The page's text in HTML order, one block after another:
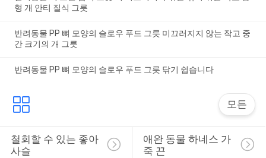
형 개 안티 질식 그릇
반려동물 PP 뼈 모양의 슬로우 푸드 그릇 미끄러지지 않는 작고 중
간 크기의 개 그릇
반려동물 PP 뼈 모양의 슬로우 푸드 그릇 닦기 쉽습니다
모든
철회할 수 있는 좋아
사슬
애완 동물 하네스 가
죽 끈